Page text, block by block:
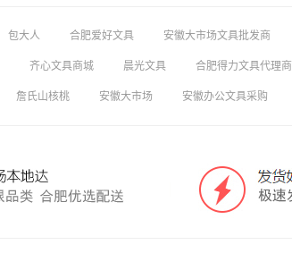
包大人 合肥爱好文具 安徽大市场文具批发商
齐心文具商城 晨光文具 合肥得力文具代理商
詹氏山核桃 安徽大市场 安徽办公文具采购